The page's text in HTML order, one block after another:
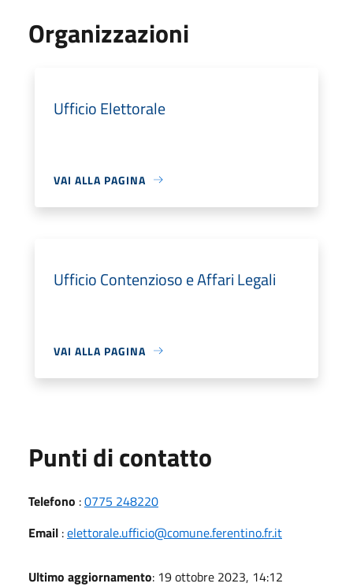
Organizzazioni
Ufficio Elettorale
VAI ALLA PAGINA
Ufficio Contenzioso e Affari Legali
VAI ALLA PAGINA
Punti di contatto
Telefono :0775 248220
Email :elettorale.ufficio@comune.ferentino.fr.it
Ultimo aggiornamento: 19 ottobre 2023, 14:12